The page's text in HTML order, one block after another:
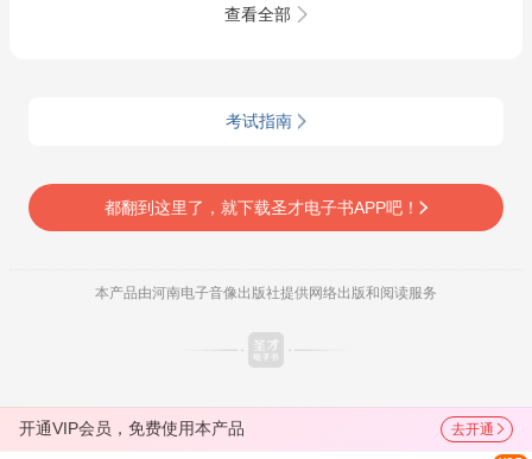
查看全部
考试指南
都翻到这里了，就下载圣才电子书APP吧！
本产品由河南电子音像出版社提供网络出版和阅读服务
开通VIP会员，免费使用本产品 去开通